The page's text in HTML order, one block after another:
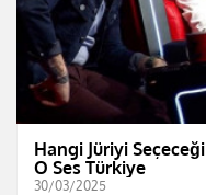
Hangi Jüriyi
O Ses Türkiye
30/03/2025